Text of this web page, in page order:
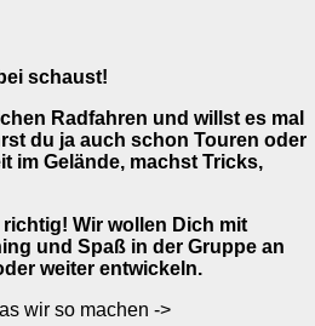
schaust!
Radfahren und willst es mal
du ja auch schon Touren oder
im Gelände, machst Tricks,
Wir wollen Dich mit
und Spaß in der Gruppe an
weiter entwickeln.
wir so machen ->